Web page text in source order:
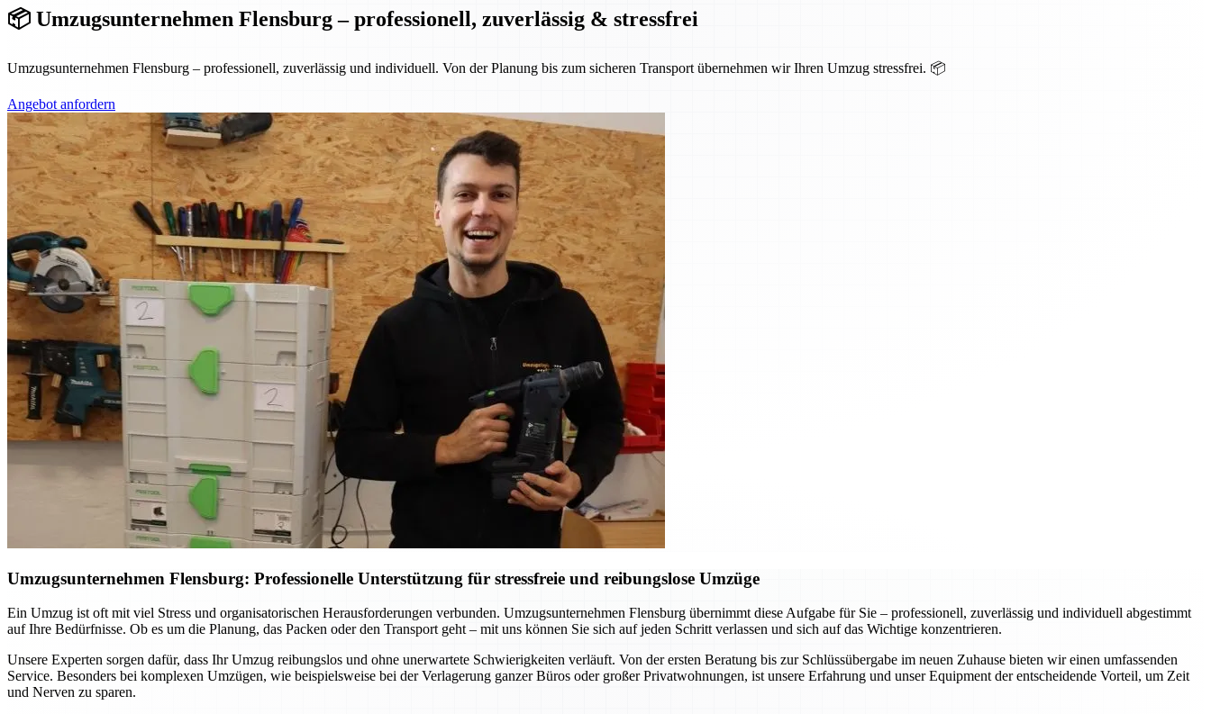
📦 Umzugsunternehmen Flensburg – professionell, zuverlässig & stressfrei
Umzugsunternehmen Flensburg – professionell, zuverlässig und individuell. Von der Planung bis zum sicheren Transport übernehmen wir Ihren Umzug stressfrei. 📦
Angebot anfordern
Umzugsunternehmen Flensburg: Professionelle Unterstützung für stressfreie und reibungslose Umzüge
Ein Umzug ist oft mit viel Stress und organisatorischen Herausforderungen verbunden. Umzugsunternehmen Flensburg übernimmt diese Aufgabe für Sie – professionell, zuverlässig und individuell abgestimmt
auf Ihre Bedürfnisse. Ob es um die Planung, das Packen oder den Transport geht – mit uns können Sie sich auf jeden Schritt verlassen und sich auf das Wichtige konzentrieren.
Unsere Experten sorgen dafür, dass Ihr Umzug reibungslos und ohne unerwartete Schwierigkeiten verläuft. Von der ersten Beratung bis zur Schlüssübergabe im neuen Zuhause bieten wir einen umfassenden
Service. Besonders bei komplexen Umzügen, wie beispielsweise bei der Verlagerung ganzer Büros oder großer Privatwohnungen, ist unsere Erfahrung und unser Equipment der entscheidende Vorteil, um Zeit
und Nerven zu sparen.